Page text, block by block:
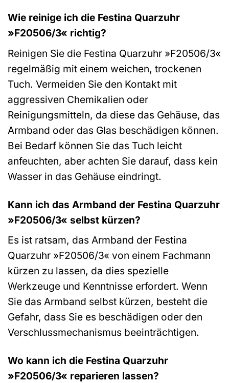
Wie reinige ich die Festina Quarzuhr
»F20506/3« richtig?
Reinigen Sie die Festina Quarzuhr »F20506/3«
regelmäßig mit einem weichen, trockenen
Tuch. Vermeiden Sie den Kontakt mit
aggressiven Chemikalien oder
Reinigungsmitteln, da diese das Gehäuse, das
Armband oder das Glas beschädigen können.
Bei Bedarf können Sie das Tuch leicht
anfeuchten, aber achten Sie darauf, dass kein
Wasser in das Gehäuse eindringt.
Kann ich das Armband der Festina Quarzuhr
»F20506/3« selbst kürzen?
Es ist ratsam, das Armband der Festina
Quarzuhr »F20506/3« von einem Fachmann
kürzen zu lassen, da dies spezielle
Werkzeuge und Kenntnisse erfordert. Wenn
Sie das Armband selbst kürzen, besteht die
Gefahr, dass Sie es beschädigen oder den
Verschlussmechanismus beeinträchtigen.
Wo kann ich die Festina Quarzuhr
»F20506/3« reparieren lassen?